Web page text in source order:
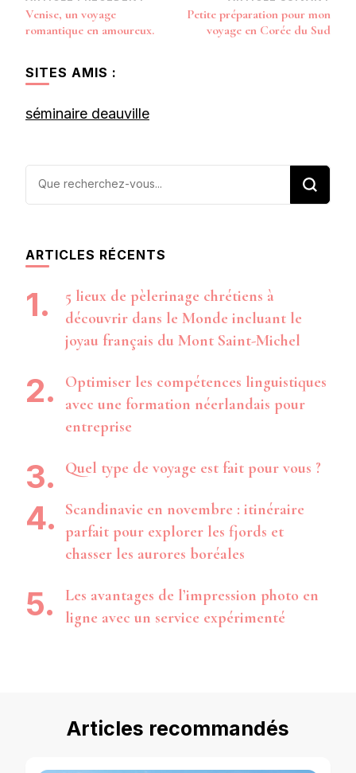
d’article
Venise, un voyage
romantique en amoureux.
Petite préparation pour mon
voyage en Corée du Sud
SITES AMIS :
séminaire deauville
Vous
recherchiez
ARTICLES RÉCENTS
5 lieux de pèlerinage chrétiens à
découvrir dans le Monde incluant le
joyau français du Mont Saint-Michel
Optimiser les compétences linguistiques
avec une formation néerlandais pour
entreprise
Quel type de voyage est fait pour vous ?
Scandinavie en novembre : itinéraire
parfait pour explorer les fjords et
chasser les aurores boréales
Les avantages de l’impression photo en
ligne avec un service expérimenté
Articles recommandés